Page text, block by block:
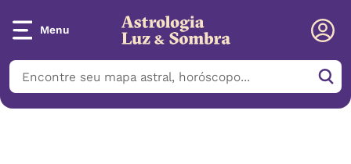
Menu
Início/Notícias/Amor e paixão em abril: o que o céu revela para